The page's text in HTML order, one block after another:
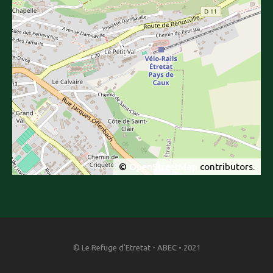
© OpenStreetMap contributors.
© Le Refuge d'Etretat - ABEC • 2021